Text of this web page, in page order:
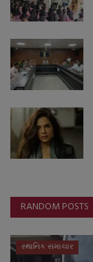
RANDOM POSTS
સ્થાનિક સમાચાર